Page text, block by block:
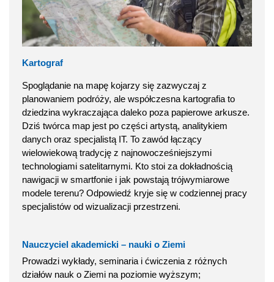
Kartograf
Spoglądanie na mapę kojarzy się zazwyczaj z
planowaniem podróży, ale współczesna kartografia to
dziedzina wykraczająca daleko poza papierowe arkusze.
Dziś twórca map jest po części artystą, analitykiem
danych oraz specjalistą IT. To zawód łączący
wielowiekową tradycję z najnowocześniejszymi
technologiami satelitarnymi. Kto stoi za dokładnością
nawigacji w smartfonie i jak powstają trójwymiarowe
modele terenu? Odpowiedź kryje się w codziennej pracy
specjalistów od wizualizacji przestrzeni.
Nauczyciel akademicki – nauki o Ziemi
Prowadzi wykłady, seminaria i ćwiczenia z różnych
działów nauk o Ziemi na poziomie wyższym;